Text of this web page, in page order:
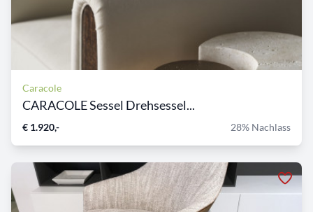
Caracole
CARACOLE Sessel Drehsessel...
€ 1.920,- 28% Nachlass